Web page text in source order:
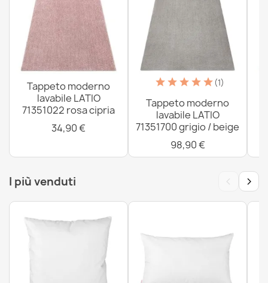
Tappeto moderno
lavabile LATIO
71351022 rosa cipria
34,90 €
(1)
Tappeto moderno
lavabile LATIO
71351700 grigio / beige
98,90 €
I più venduti ‹ ›